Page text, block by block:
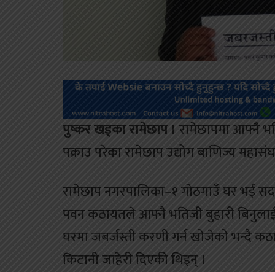
पुष्कर खड्का रामेछाप। रामेछापमा आफ्नै
पक्राउ परेका रामेछाप उद्योग बाणिज्य
रामेछाप नगरपालिका–१ गोठगाउँ घर भई
पवन कठायतले आफ्नै भतिजी बुहारी
घरमा जबर्जस्ती करणी गर्न खोजेको भन्दै
किटानी जाहेरी दिएकी थिइन् ।